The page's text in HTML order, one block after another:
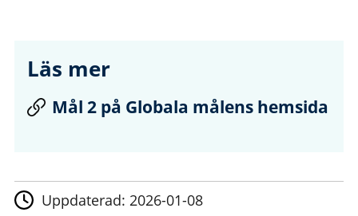
Läs mer
Mål 2 på Globala målens hemsida
Uppdaterad: 2026-01-08